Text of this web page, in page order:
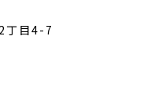
2丁目4-7